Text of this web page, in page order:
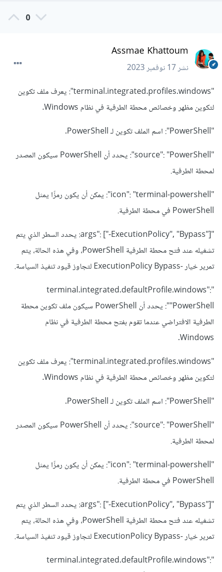
0
Assmae Khattoum
نشر17 نوفمبر 2023
"terminal.integrated.profiles.windows": يعرف ملف تكوين
لتكوين مظهر وخصائص محطة الطرفية في نظام Windows.
"PowerShell": اسم الملف تكوين لـ PowerShell.
"source": "PowerShell": يحدد أن PowerShell سيكون المصدر
لمحطة الطرفية.
"icon": "terminal-powershell": يمكن أن يكون رمزًا يمثل
PowerShell في محطة الطرفية.
"args": ["-ExecutionPolicy", "Bypass"]: يحدد السطر الذي يتم
تشغيله عند فتح محطة الطرفية PowerShell، وفي هذه الحالة، يتم
تمرير خيار -ExecutionPolicy Bypass لتجاوز قيود تنفيذ السياسة.
"terminal.integrated.defaultProfile.windows":
"PowerShell": يحدد أن PowerShell سيكون ملف تكوين محطة
الطرفية الافتراضي عندما تقوم بفتح محطة الطرفية في نظام
Windows.
"terminal.integrated.profiles.windows": يعرف ملف تكوين
لتكوين مظهر وخصائص محطة الطرفية في نظام Windows.
"PowerShell": اسم الملف تكوين لـ PowerShell.
"source": "PowerShell": يحدد أن PowerShell سيكون المصدر
لمحطة الطرفية.
"icon": "terminal-powershell": يمكن أن يكون رمزًا يمثل
PowerShell في محطة الطرفية.
"args": ["-ExecutionPolicy", "Bypass"]: يحدد السطر الذي يتم
تشغيله عند فتح محطة الطرفية PowerShell، وفي هذه الحالة، يتم
تمرير خيار -ExecutionPolicy Bypass لتجاوز قيود تنفيذ السياسة.
"terminal.integrated.defaultProfile.windows":